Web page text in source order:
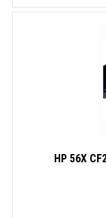
HP 56X